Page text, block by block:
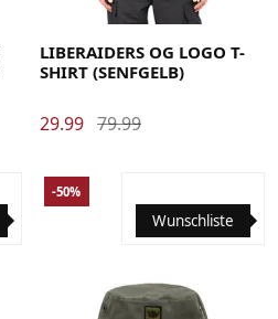
Medium X-Large
LIBERAIDERS OG LOGO T-
SHIRT (SENFGELB)
29.99 79.99
Wunschliste
-50%